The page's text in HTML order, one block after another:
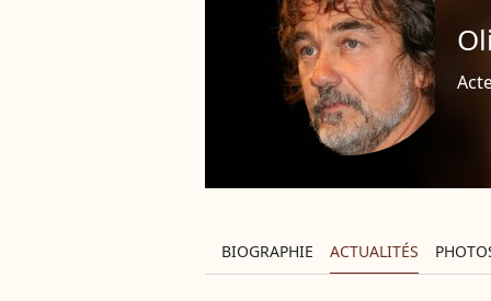
BIOGRAPHIE ACTUALITÉS